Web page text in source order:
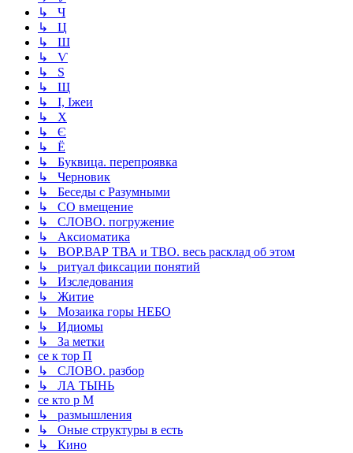
↳ Ч
↳ Ц
↳ Ш
↳ Ѵ
↳ Ѕ
↳ Щ
↳ І, Іжеи
↳ Х
↳ Є
↳ Ё
↳ Буквица. перепроявка
↳ Черновик
↳ Беседы с Разумными
↳ СО вмещение
↳ СЛОВО. погружение
↳ Аксиоматика
↳ ВОР.ВАР ТВА и ТВО. весь расклад об этом
↳ ритуал фиксации понятий
↳ Изследования
↳ Житие
↳ Мозаика горы НЕБО
↳ Идиомы
↳ За метки
се к тор П
↳ СЛОВО. разбор
↳ ЛА ТЫНЬ
се кто р М
↳ размышления
↳ Оные структуры в есть
↳ Кино